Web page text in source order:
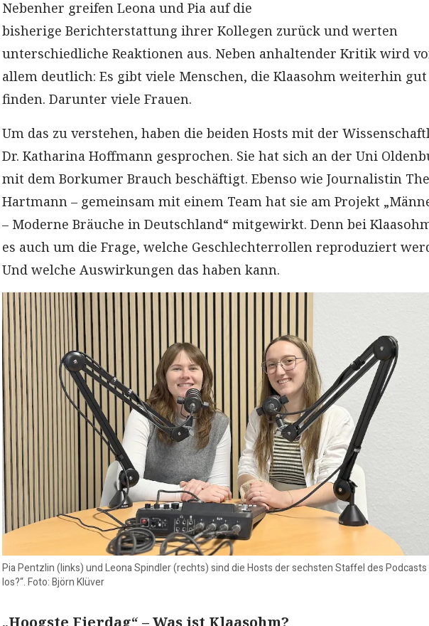
Nebenher greifen Leona und Pia auf die
bisherige Berichterstattung ihrer Kollegen zurück und werten
unterschiedliche Reaktionen aus. Neben anhaltender Kritik wird
allem deutlich: Es gibt viele Menschen, die Klaasohm weiterhin gut
finden. Darunter viele Frauen.
Um das zu verstehen, haben die beiden Hosts mit der
Dr. Katharina Hoffmann gesprochen. Sie hat sich an der Uni
mit dem Borkumer Brauch beschäftigt. Ebenso wie Journalistin
Hartmann – gemeinsam mit einem Team hat sie am Projekt
– Moderne Bräuche in Deutschland“ mitgewirkt. Denn bei
es auch um die Frage, welche Geschlechterrollen reproduziert
Und welche Auswirkungen das haben kann.
Pia Pentzlin (links) und Leona Spindler (rechts) sind die Hosts der sechsten Staffel des Podcasts
los?“. Foto: Björn Klüver
„Hoogste Fierdag“ – Was ist Klaasohm?